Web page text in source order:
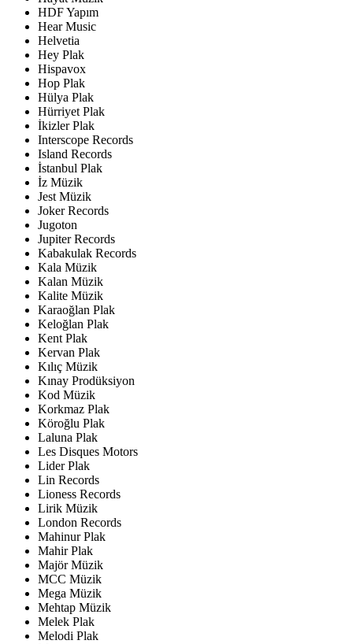
HDF Yapım
Hear Music
Helvetia
Hey Plak
Hispavox
Hop Plak
Hülya Plak
Hürriyet Plak
İkizler Plak
Interscope Records
Island Records
İstanbul Plak
İz Müzik
Jest Müzik
Joker Records
Jugoton
Jupiter Records
Kabakulak Records
Kala Müzik
Kalan Müzik
Kalite Müzik
Karaoğlan Plak
Keloğlan Plak
Kent Plak
Kervan Plak
Kılıç Müzik
Kınay Prodüksiyon
Kod Müzik
Korkmaz Plak
Köroğlu Plak
Laluna Plak
Les Disques Motors
Lider Plak
Lin Records
Lioness Records
Lirik Müzik
London Records
Mahinur Plak
Mahir Plak
Majör Müzik
MCC Müzik
Mega Müzik
Mehtap Müzik
Melek Plak
Melodi Plak